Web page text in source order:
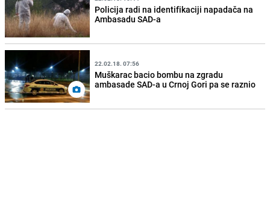
Policija radi na identifikaciji napadača na
Ambasadu SAD-a
22.02.18. 07:56
Muškarac bacio bombu na zgradu
ambasade SAD-a u Crnoj Gori pa se raznio